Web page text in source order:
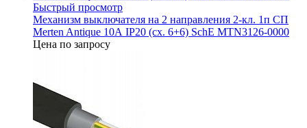
Быстрый просмотр
Механизм выключателя на 2 направления 2-кл. 1п СП
Merten Antique 10А IP20 (сх. 6+6) SchE MTN3126-0000
Цена по запросу